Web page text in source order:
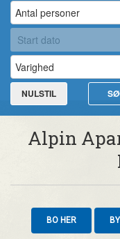
NULSTIL
Alpin
BO HER